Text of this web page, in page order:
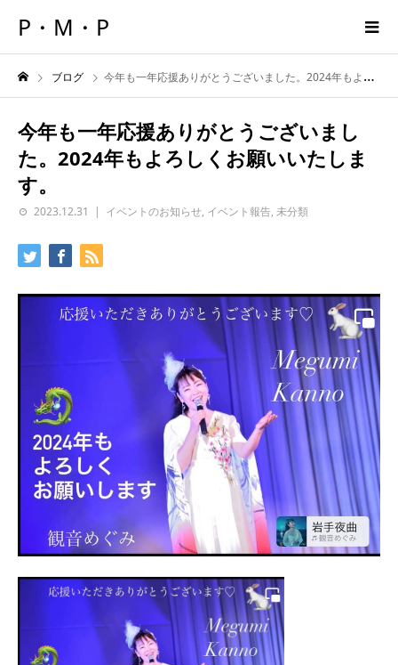
P・M・P
ブログ 今年も一年応援ありがとうございました。2024年もよろしくお願いいたします。
今年も一年応援ありがとうございまし
た。2024年もよろしくお願いいたしま
す。
2023.12.31 イベントのお知らせ, イベント報告, 未分類